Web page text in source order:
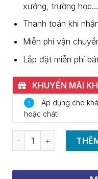
xưởng, trường học…
Thanh toán khi
Miễn phí vận
Lắp đặt miễn phí
KHUYẾN MÃI
0937.370.786
1
Áp dụng cho
hoặc chát!
Số lượng